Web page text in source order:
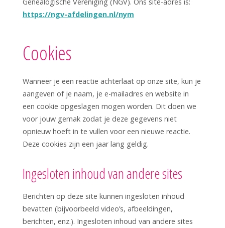
https://ngv-afdelingen.nl/nym
Cookies
Wanneer je een reactie achterlaat op onze site, kun je
aangeven of je naam, je e-mailadres en website in
een cookie opgeslagen mogen worden. Dit doen we
voor jouw gemak zodat je deze gegevens niet
opnieuw hoeft in te vullen voor een nieuwe reactie.
Deze cookies zijn een jaar lang geldig.
Ingesloten inhoud van andere sites
Berichten op deze site kunnen ingesloten inhoud
bevatten (bijvoorbeeld video’s, afbeeldingen,
berichten, enz.). Ingesloten inhoud van andere sites